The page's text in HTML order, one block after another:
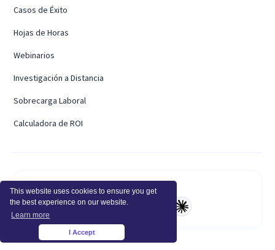
This website uses cookies to ensure you get
the best experience on our website.
Learn more
I Accept
Casos de Éxito
Hojas de Horas
Webinarios
Investigación a Distancia
Sobrecarga Laboral
Calculadora de ROI
Resume con IA